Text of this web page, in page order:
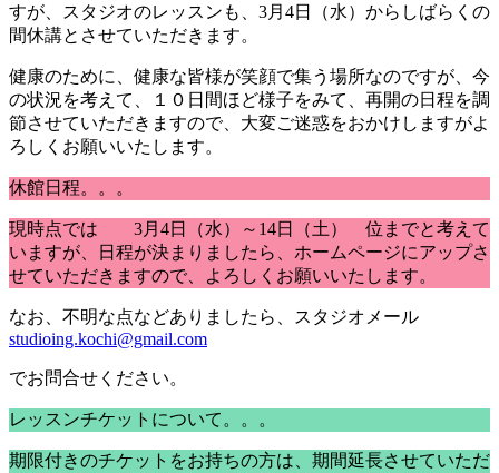
すが、スタジオのレッスンも、3月4日（水）からしばらくの
間休講とさせていただきます。
健康のために、健康な皆様が笑顔で集う場所なのですが、今
の状況を考えて、１０日間ほど様子をみて、再開の日程を調
節させていただきますので、大変ご迷惑をおかけしますがよ
ろしくお願いいたします。
休館日程。。。
現時点では 3月4日（水）～14日（土） 位までと考えて
いますが、日程が決まりましたら、ホームページにアップさ
せていただきますので、よろしくお願いいたします。
なお、不明な点などありましたら、スタジオメール
studioing.kochi@gmail.com
でお問合せください。
レッスンチケットについて。。。
期限付きのチケットをお持ちの方は、期間延長させていただ